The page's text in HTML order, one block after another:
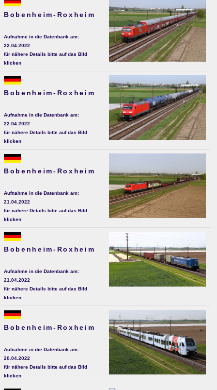
Bobenheim-Roxheim
Aufnahme in die Datenbank am:
22.04.2022
für nähere Details bitte auf das Bild
klicken
Bobenheim-Roxheim
Aufnahme in die Datenbank am:
22.04.2022
für nähere Details bitte auf das Bild
klicken
Bobenheim-Roxheim
Aufnahme in die Datenbank am:
21.04.2022
für nähere Details bitte auf das Bild
klicken
Bobenheim-Roxheim
Aufnahme in die Datenbank am:
21.04.2022
für nähere Details bitte auf das Bild
klicken
Bobenheim-Roxheim
Aufnahme in die Datenbank am:
20.04.2022
für nähere Details bitte auf das Bild
klicken